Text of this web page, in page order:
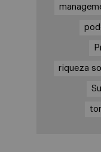
riqueza